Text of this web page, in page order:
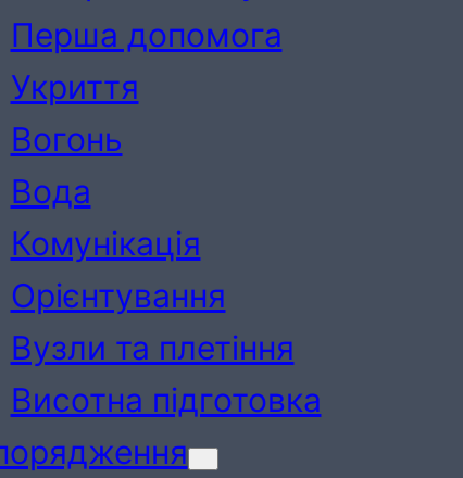
Перша допомога
Укриття
Вогонь
Вода
Комунікація
Орієнтування
Вузли та плетіння
Висотна підготовка